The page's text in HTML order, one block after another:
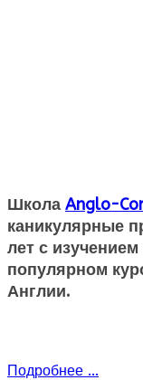
Школа Anglo-
каникулярные
лет с
популярном
Англии.
Подробнее ...